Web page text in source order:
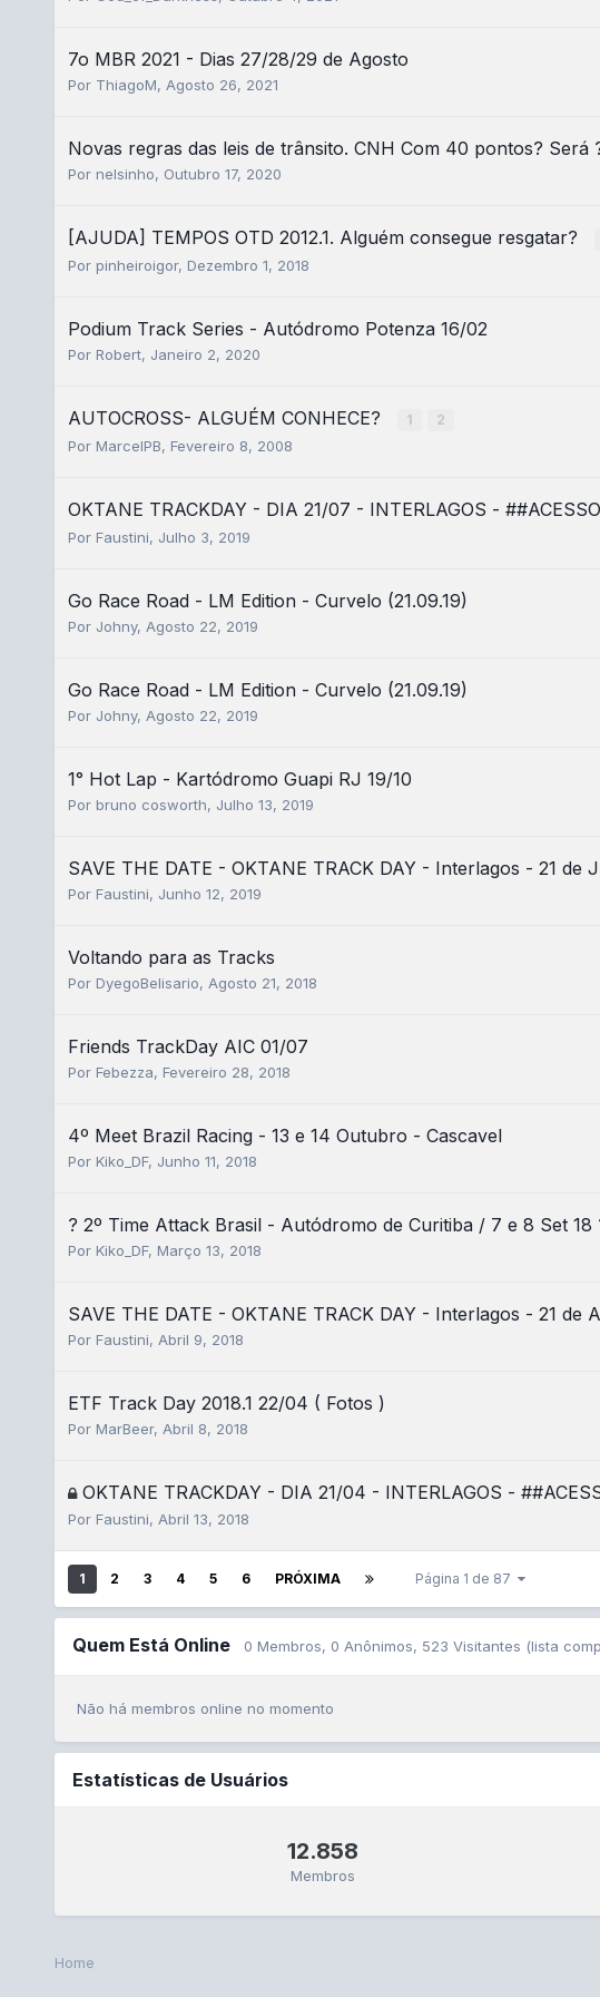
7o MBR 2021 - Dias 27/28/29 de Agosto
Por ThiagoM, Agosto 26, 2021
Novas regras das leis de trânsito. CNH Com 40 pontos? Será
Por nelsinho, Outubro 17, 2020
[AJUDA] TEMPOS OTD 2012.1. Alguém consegue resgatar?
Por pinheiroigor, Dezembro 1, 2018
Podium Track Series - Autódromo Potenza 16/02
Por Robert, Janeiro 2, 2020
AUTOCROSS- ALGUÉM CONHECE? 1 2
Por MarcelPB, Fevereiro 8, 2008
OKTANE TRACKDAY - DIA 21/07 - INTERLAGOS -
Por Faustini, Julho 3, 2019
Go Race Road - LM Edition - Curvelo (21.09.19)
Por Johny, Agosto 22, 2019
Go Race Road - LM Edition - Curvelo (21.09.19)
Por Johny, Agosto 22, 2019
1° Hot Lap - Kartódromo Guapi RJ 19/10
Por bruno cosworth, Julho 13, 2019
SAVE THE DATE - OKTANE TRACK DAY - Interlagos - 21 de
Por Faustini, Junho 12, 2019
Voltando para as Tracks
Por DyegoBelisario, Agosto 21, 2018
Friends TrackDay AIC 01/07
Por Febezza, Fevereiro 28, 2018
4º Meet Brazil Racing - 13 e 14 Outubro - Cascavel
Por Kiko_DF, Junho 11, 2018
? 2º Time Attack Brasil - Autódromo de Curitiba / 7 e 8 Set 18
Por Kiko_DF, Março 13, 2018
SAVE THE DATE - OKTANE TRACK DAY - Interlagos - 21 de
Por Faustini, Abril 9, 2018
ETF Track Day 2018.1 22/04 ( Fotos )
Por MarBeer, Abril 8, 2018
OKTANE TRACKDAY - DIA 21/04 - INTERLAGOS -
Por Faustini, Abril 13, 2018
1 2 3 4 5 6 PRÓXIMA Página 1 de 87
Quem Está Online 0 Membros, 0 Anônimos, 523 Visitantes (lista
Não há membros online no momento
Estatísticas de Usuários
12.858
Membros
Home